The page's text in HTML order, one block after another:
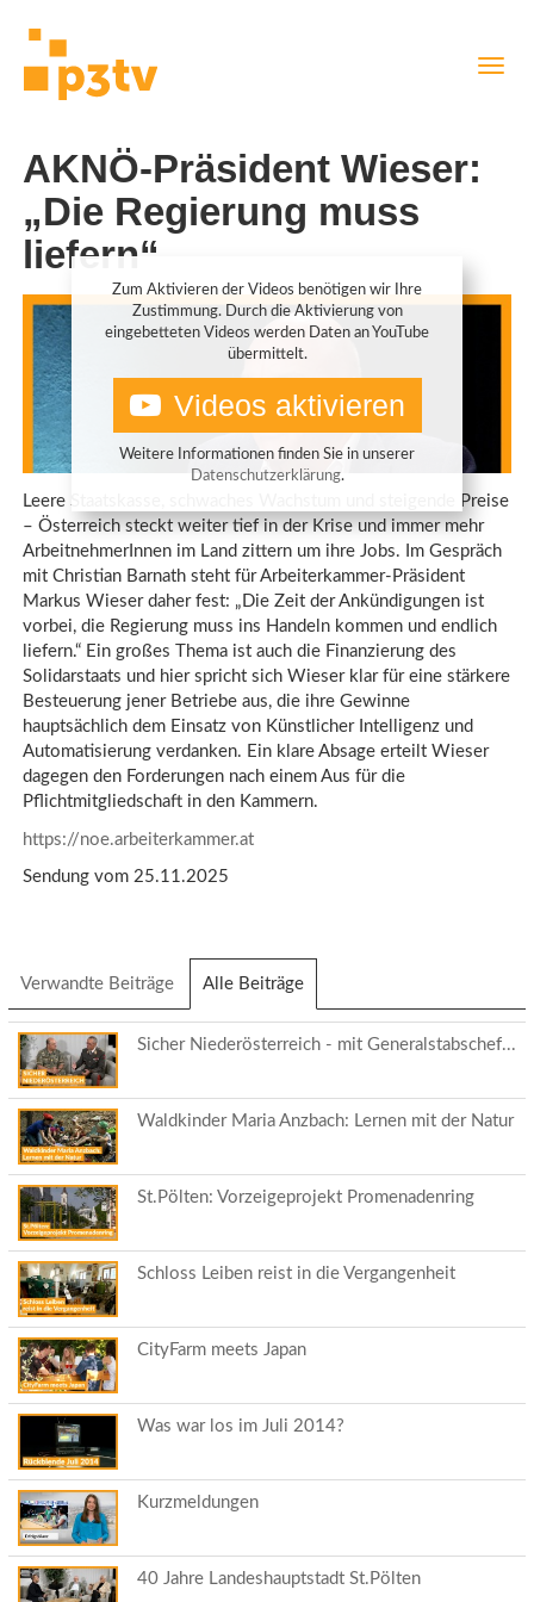
AKNÖ-Präsident Wieser:
„Die Regierung muss
liefern“
Zum Aktivieren der Videos benötigen wir Ihre
Zustimmung. Durch die Aktivierung von
eingebetteten Videos werden Daten an YouTube
übermittelt.
Videos aktivieren
Weitere Informationen finden Sie in unserer
Datenschutzerklärung.
Leere Staatskasse, schwaches Wachstum und steigende Preise
– Österreich steckt weiter tief in der Krise und immer mehr
ArbeitnehmerInnen im Land zittern um ihre Jobs. Im Gespräch
mit Christian Barnath steht für Arbeiterkammer-Präsident
Markus Wieser daher fest: „Die Zeit der Ankündigungen ist
vorbei, die Regierung muss ins Handeln kommen und endlich
liefern.“ Ein großes Thema ist auch die Finanzierung des
Solidarstaats und hier spricht sich Wieser klar für eine stärkere
Besteuerung jener Betriebe aus, die ihre Gewinne
hauptsächlich dem Einsatz von Künstlicher Intelligenz und
Automatisierung verdanken. Ein klare Absage erteilt Wieser
dagegen den Forderungen nach einem Aus für die
Pflichtmitgliedschaft in den Kammern.
https://noe.arbeiterkammer.at
Sendung vom 25.11.2025
Verwandte Beiträge Alle Beiträge
Reiter)
Sicher Niederösterreich - mit Generalstabschef...
Waldkinder Maria Anzbach: Lernen mit der Natur
St.Pölten: Vorzeigeprojekt Promenadenring
Schloss Leiben reist in die Vergangenheit
CityFarm meets Japan
Was war los im Juli 2014?
Kurzmeldungen
40 Jahre Landeshauptstadt St.Pölten